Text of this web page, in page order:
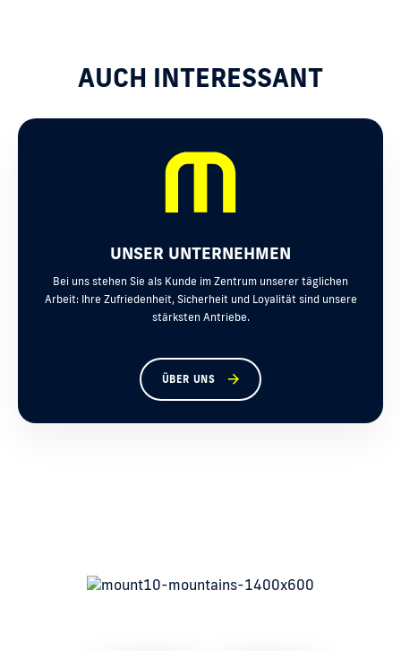
AUCH INTERESSANT
UNSER UNTERNEHMEN
Bei uns stehen Sie als Kunde im Zentrum unserer täglichen
Arbeit: Ihre Zufriedenheit, Sicherheit und Loyalität sind unsere
stärksten Antriebe.
ÜBER UNS